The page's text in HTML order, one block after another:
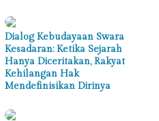
Dialog Kebudayaan Swara
Kesadaran: Ketika Sejarah
Hanya Diceritakan, Rakyat
Kehilangan Hak
Mendefinisikan Dirinya